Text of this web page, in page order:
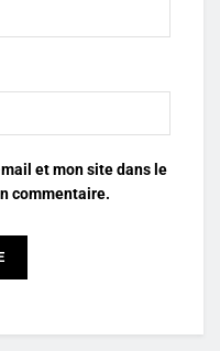
et mon site dans le
commentaire.